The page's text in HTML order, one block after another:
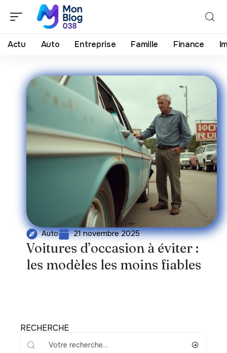
Actu Auto Entreprise Famille Finance
Auto 21 novembre 2025
Voitures d’occasion à éviter :
les modèles les moins fiables
RECHERCHE